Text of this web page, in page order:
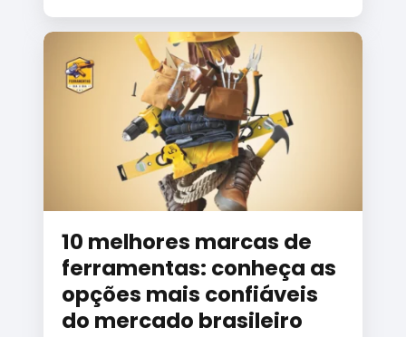
10 melhores marcas de
ferramentas: conheça as
opções mais confiáveis
do mercado brasileiro